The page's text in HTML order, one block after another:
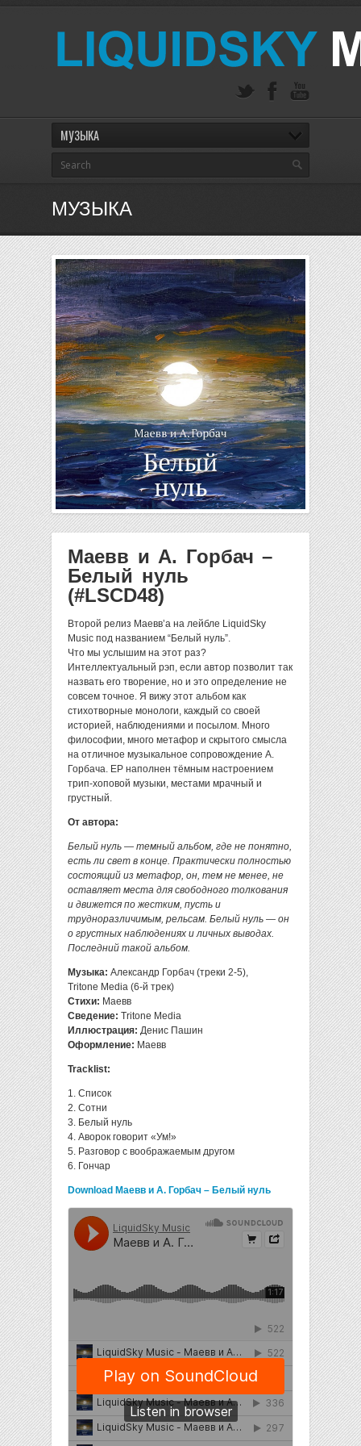
МУЗЫКА
МУЗЫКА
Маевв и А. Горбач –
Белый нуль
(#LSCD48)
Второй релиз Маевв’а на лейбле LiquidSky
Music под названием “Белый нуль”.
Что мы услышим на этот раз?
Интеллектуальный рэп, если автор позволит так
назвать его творение, но и это определение не
совсем точное. Я вижу этот альбом как
стихотворные монологи, каждый со своей
историей, наблюдениями и посылом. Много
философии, много метафор и скрытого смысла
на отличное музыкальное сопровождение А.
Горбача. EP наполнен тёмным настроением
трип-хоповой музыки, местами мрачный и
грустный.
От автора:
Белый нуль — темный альбом, где не понятно,
есть ли свет в конце. Практически полностью
состоящий из метафор, он, тем не менее, не
оставляет места для свободного толкования
и движется по жестким, пусть и
трудноразличимым, рельсам. Белый нуль — он
о грустных наблюдениях и личных выводах.
Последний такой альбом.
Музыка: Александр Горбач (треки 2-5),
Tritone Media (6-й трек)
Стихи: Маевв
Сведение: Tritone Media
Иллюстрация: Денис Пашин
Оформление: Маевв
Tracklist:
1. Список
2. Сотни
3. Белый нуль
4. Аворок говорит «Ум!»
5. Разговор с воображаемым другом
6. Гончар
Download Маевв и А. Горбач – Белый нуль